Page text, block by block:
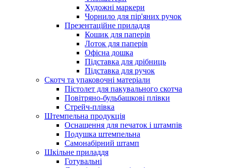
Художні маркери
Чорнило для пір'яних ручок
Презентаційне приладдя
Кошик для паперів
Лоток для паперів
Офісна дошка
Підставка для дрібниць
Підставка для ручок
Скотч та упаковочні матеріали
Пістолет для пакувального скотча
Повітряно-бульбашкові плівки
Стрейч-плівка
Штемпельна продукція
Оснащення для печаток і штампів
Подушка штемпельна
Самонабірний штамп
Шкільне приладдя
Готувальні